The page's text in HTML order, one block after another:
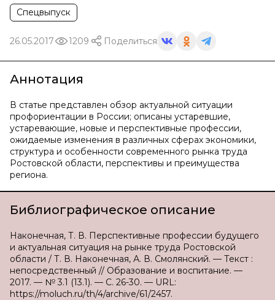
Спецвыпуск
26.05.2017 1209 Поделиться
Аннотация
В статье представлен обзор актуальной ситуации
профориентации в России; описаны устаревшие,
устаревающие, новые и перспективные профессии,
ожидаемые изменения в различных сферах экономики,
структура и особенности современного рынка труда
Ростовской области, перспективы и преимущества
региона.
Библиографическое описание
Наконечная, Т. В. Перспективные профессии будущего
и актуальная ситуация на рынке труда Ростовской
области / Т. В. Наконечная, А. В. Смолянский. — Текст :
непосредственный // Образование и воспитание. —
2017. — № 3.1 (13.1). — С. 26-30. — URL:
https://moluch.ru/th/4/archive/61/2457.